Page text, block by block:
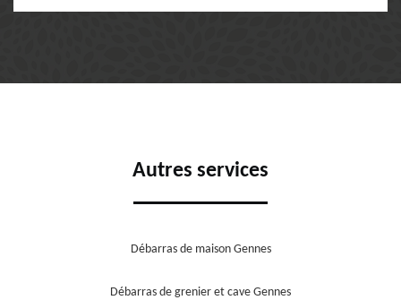
Autres services
Débarras de maison Gennes
Débarras de grenier et cave Gennes